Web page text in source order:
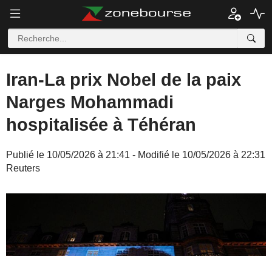
Iran-La prix Nobel de la paix
Narges Mohammadi
hospitalisée à Téhéran
Publié le 10/05/2026 à 21:41 - Modifié le 10/05/2026 à 22:31
Reuters